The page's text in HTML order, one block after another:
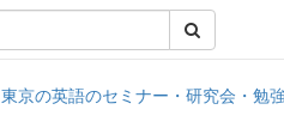
東京の英語のセミナー・研究会・勉